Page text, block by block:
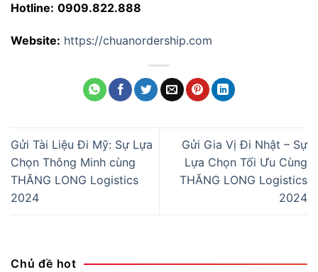
Hotline: 0909.822.888
Website: https://chuanordership.com
Gửi Tài Liệu Đi Mỹ: Sự Lựa
Chọn Thông Minh cùng
THĂNG LONG Logistics
2024
Gửi Gia Vị Đi Nhật – Sự
Lựa Chọn Tối Ưu Cùng
THĂNG LONG Logistics
2024
Chủ đề hot